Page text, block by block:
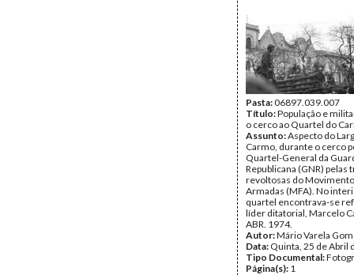
Pasta:06897.039.007
Título:População e
o cerco ao Quartel do
Assunto:Aspecto do
Carmo, durante o cerco
Quartel-General da
Republicana (GNR) pelas
revoltosas do
Armadas (MFA). No
quartel encontrava-se
líder ditatorial, Marcelo
ABR. 1974.
Autor:Mário Varela
Data: Quinta, 25 de Abril
Tipo Documental:
Página(s): 1